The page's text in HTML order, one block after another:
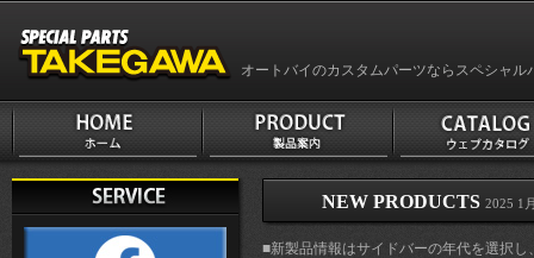
オートバイのカスタムパーツならスペシャル
NEW PRODUCTS 2025 1
■新製品情報はサイドバーの年代を選択